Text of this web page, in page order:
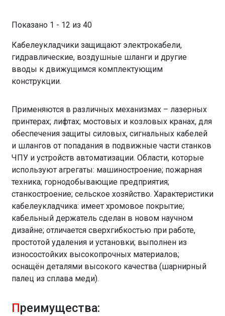
Показано 1 - 12 из 40
Кабелеукладчики защищают электрокабели,
гидравлические, воздушные шланги и другие
вводы к движущимся комплектующим
конструкции.
Применяются в различных механизмах – лазерных
принтерах; лифтах; мостовых и козловых кранах, для
обеспечения защиты силовых, сигнальных кабелей
и шлангов от попадания в подвижные части станков
ЧПУ и устройств автоматизации. Области, которые
используют агрегаты: машиностроение; пожарная
техника; горнодобывающие предприятия;
станкостроение; сельское хозяйство. Характеристики
кабелеукладчика: имеет хромовое покрытие;
кабельный держатель сделан в новом научном
дизайне; отличается сверхгибкостью при работе,
простотой удаления и установки; выполнен из
износостойких высокопрочных материалов;
оснащён деталями высокого качества (шарнирный
палец из сплава меди).
Преимущества: